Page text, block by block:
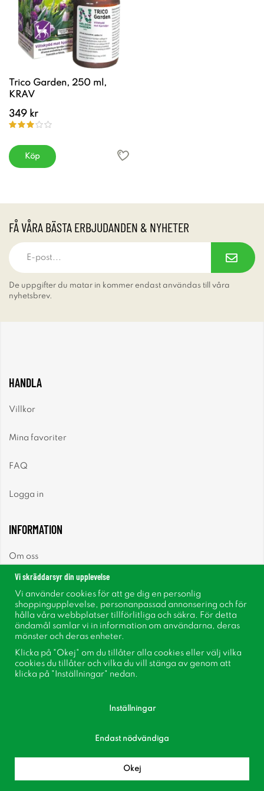
Trico Garden, 250 ml,
KRAV
349 kr
Köp
FÅ VÅRA BÄSTA ERBJUDANDEN & NYHETER
De uppgifter du matar in kommer endast användas till våra
nyhetsbrev.
HANDLA
Villkor
Mina favoriter
FAQ
Logga in
INFORMATION
Om oss
Nyhetsbrev
Om cookies
Inspiration
Bli medlem i vår kundklubb!
Vi skräddarsyr din upplevelse
Vi använder cookies för att ge dig en personlig
shoppingupplevelse, personanpassad annonsering och för
hålla våra webbplatser tillförlitliga och säkra. För detta
ändamål samlar vi in information om användarna, deras
mönster och deras enheter.
Klicka på "Okej" om du tillåter alla cookies eller välj vilka
cookies du tillåter och vilka du vill stänga av genom att
klicka på "Inställningar" nedan.
Inställningar
Endast nödvändiga
Okej